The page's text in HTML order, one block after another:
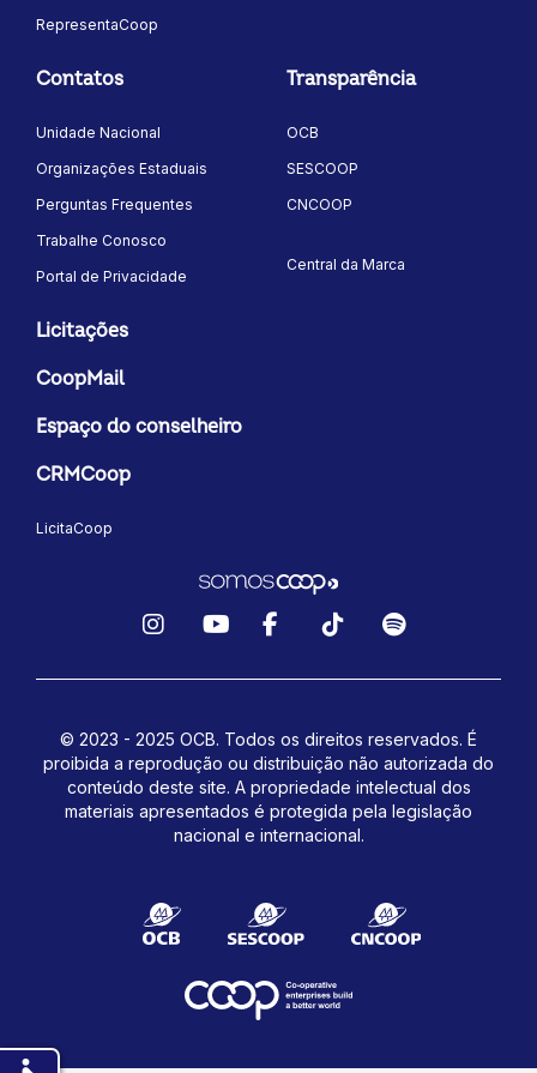
RepresentaCoop
Contatos
Unidade Nacional
Organizações Estaduais
Perguntas Frequentes
Trabalhe Conosco
Portal de Privacidade
Transparência
OCB
SESCOOP
CNCOOP
Central da Marca
Licitações
CoopMail
Espaço do conselheiro
CRMCoop
LicitaCoop
© 2023 - 2025 OCB. Todos os direitos reservados. É
proibida a reprodução ou distribuição não autorizada do
conteúdo deste site. A propriedade intelectual dos
materiais apresentados é protegida pela legislação
nacional e internacional.